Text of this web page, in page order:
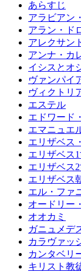
あらすじ
アラビアン
アラン・ド
アレクサン
アンナ・カ
イシスとオ
ヴァンパイ
ヴィクトリ
エステル
エドワード
エマニュエ
エリザベス
エリザベス
エリザベス
エリザベス
エル・ファ
オードリー
オオカミ
ガニュメデ
カラヴァッ
カンタベリ
キリスト教